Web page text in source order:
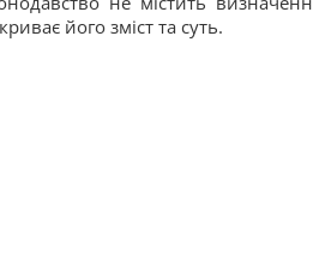
його зміст та суть.